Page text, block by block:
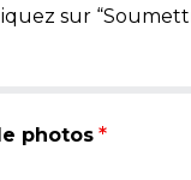
sur
photos